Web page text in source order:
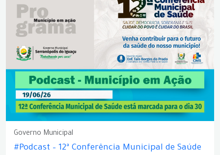
Governo Municipal
#Podcast – 12ª Conferência Municipal de Saúde